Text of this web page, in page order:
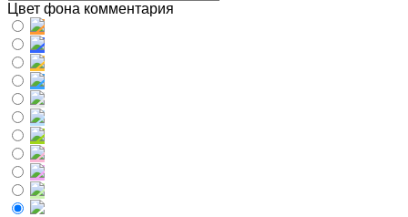
Цвет фона комментария